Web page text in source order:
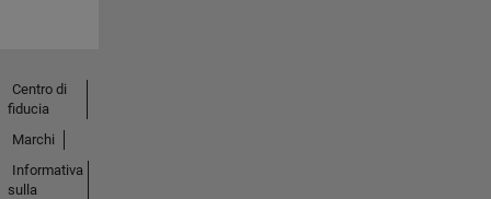
Centro di
fiducia
Marchi
Informativa
sulla